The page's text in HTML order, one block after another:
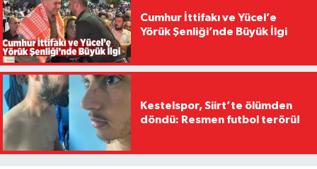
Cumhur İttifakı ve Yücel’e
Yörük Şenliği’nde Büyük İlgi
Kestelspor, Siirt’te ölümden
döndü: Resmen futbol terörü!